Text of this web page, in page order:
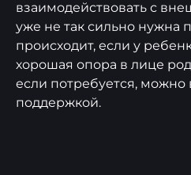
взаимодействовать с
уже не так сильно нужна
происходит, если у
хорошая опора в лице
если потребуется, можно
поддержкой.